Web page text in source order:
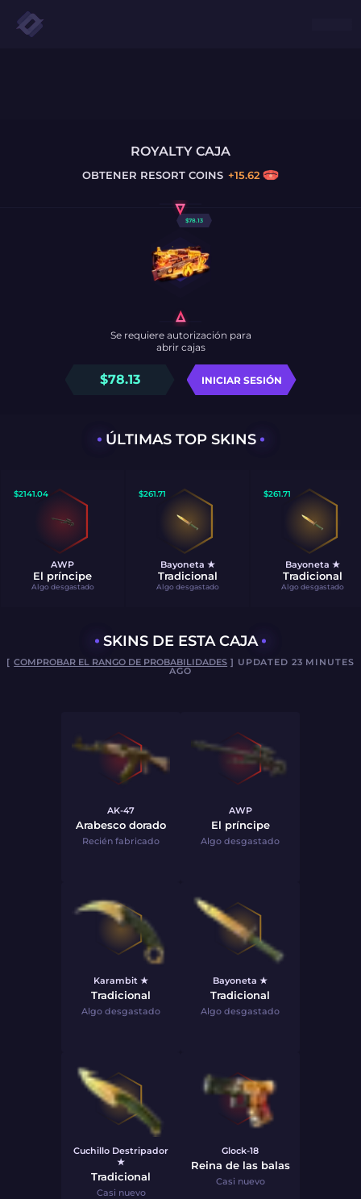
ROYALTY CAJA
OBTENER RESORT COINS +15.62
$78.13
$78.13 INICIAR SESIÓN
Se requiere autorización para
abrir cajas
ÚLTIMAS TOP SKINS
$2141.04
AWP
El príncipe
Algo desgastado
$261.71
Bayoneta ★
Tradicional
Algo desgastado
$261.71
Bayoneta ★
Tradicional
Algo desgastado
SKINS DE ESTA CAJA
[COMPROBAR EL RANGO DE PROBABILIDADES ] UPDATED 23 MINUTES
AGO
AK-47
Arabesco dorado
Recién fabricado
AWP
El príncipe
Algo desgastado
Karambit ★
Tradicional
Algo desgastado
Bayoneta ★
Tradicional
Algo desgastado
Cuchillo Destripador
★
Tradicional
Casi nuevo
Glock-18
Reina de las balas
Casi nuevo